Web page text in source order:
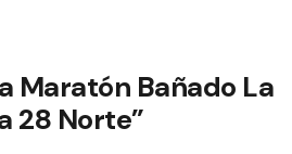
Maratón Bañado La
28 Norte”